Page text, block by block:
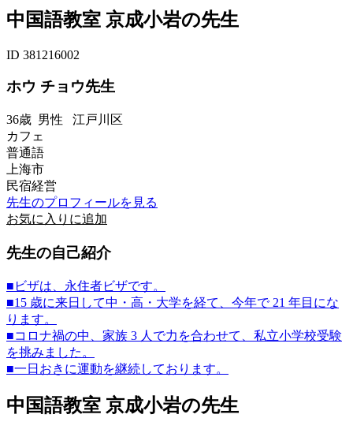
中国語教室 京成小岩の先生
ID 381216002
ホウ チョウ先生
36歳 男性 江戸川区
カフェ
普通語
上海市
民宿経営
先生のプロフィールを見る
お気に入りに追加
先生の自己紹介
■ビザは、永住者ビザです。
■15 歳に来日して中・高・大学を経て、今年で 21 年目にな
ります。
■コロナ禍の中、家族 3 人で力を合わせて、私立小学校受験
を挑みました。
■一日おきに運動を継続しております。
中国語教室 京成小岩の先生